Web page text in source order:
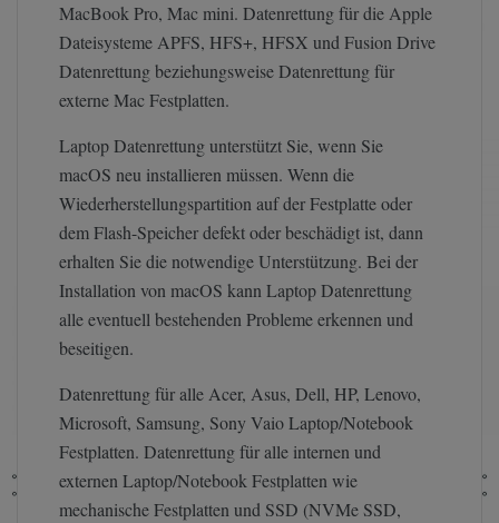
MacBook Pro, Mac mini. Datenrettung für die Apple
Dateisysteme APFS, HFS+, HFSX und Fusion Drive
Datenrettung beziehungsweise Datenrettung für
externe Mac Festplatten.
Laptop Datenrettung unterstützt Sie, wenn Sie
macOS neu installieren müssen. Wenn die
Wiederherstellungspartition auf der Festplatte oder
dem Flash-Speicher defekt oder beschädigt ist, dann
erhalten Sie die notwendige Unterstützung. Bei der
Installation von macOS kann Laptop Datenrettung
alle eventuell bestehenden Probleme erkennen und
beseitigen.
Datenrettung für alle Acer, Asus, Dell, HP, Lenovo,
Microsoft, Samsung, Sony Vaio Laptop/Notebook
Festplatten. Datenrettung für alle internen und
externen Laptop/Notebook Festplatten wie
mechanische Festplatten und SSD (NVMe SSD,